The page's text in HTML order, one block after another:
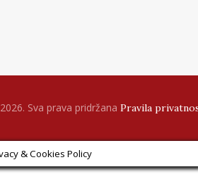
Sva prava pridržana Pravila
& Cookies Policy